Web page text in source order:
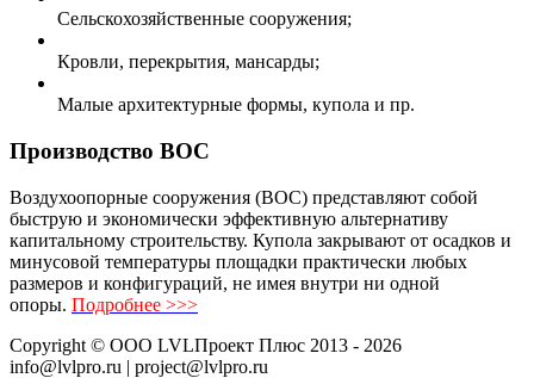
Сельскохозяйственные сооружения;
Кровли, перекрытия, мансарды;
Малые архитектурные формы, купола и пр.
Производство ВОС
Воздухоопорные сооружения (ВОС) представляют собой
быструю и экономически эффективную альтернативу
капитальному строительству. Купола закрывают от осадков и
минусовой температуры площадки практически любых
размеров и конфигураций, не имея внутри ни одной
опоры. Подробнее >>>
Copyright © ООО LVLПроект Плюс 2013 - 2026
info@lvlpro.ru | project@lvlpro.ru